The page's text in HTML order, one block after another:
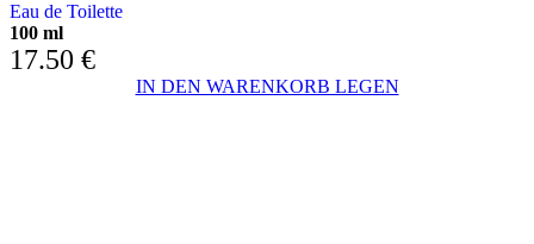
Eau de Toilette
100 ml
17.50 €
IN DEN WARENKORB LEGEN